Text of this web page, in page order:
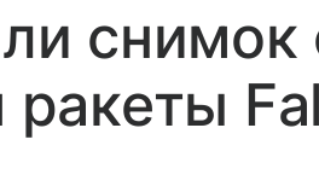
снимок